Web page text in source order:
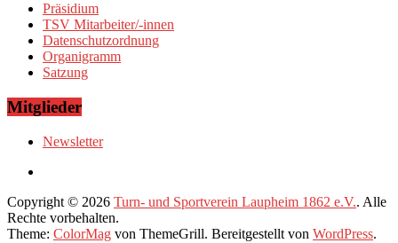
Präsidium
TSV Mitarbeiter/-innen
Datenschutzordnung
Organigramm
Satzung
Mitglieder
Newsletter
Copyright © 2026 Turn- und Sportverein Laupheim 1862 e.V.. Alle
Rechte vorbehalten.
Theme: ColorMag von ThemeGrill. Bereitgestellt von WordPress.